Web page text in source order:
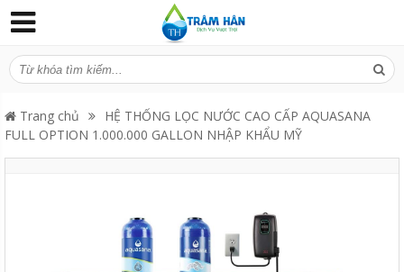
Trang chủ
HỆ THỐNG LỌC NƯỚC CAO CẤP AQUASANA
FULL OPTION 1.000.000 GALLON NHẬP KHẨU MỸ